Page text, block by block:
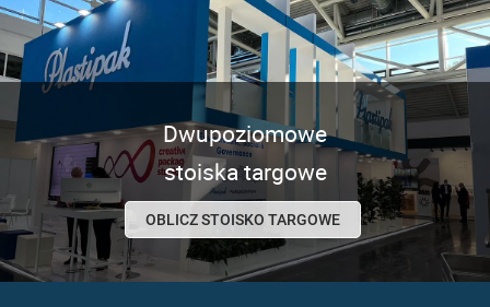
Dwupoziomowe
stoiska targowe
OBLICZ STOISKO TARGOWE